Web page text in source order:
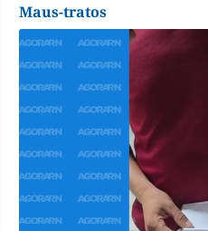
Maus-tratos